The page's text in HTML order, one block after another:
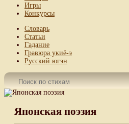
Игры
Конкурсы
Словарь
Статьи
Гадание
Гравюра укиё-э
Русский югэн
Японская поэзия